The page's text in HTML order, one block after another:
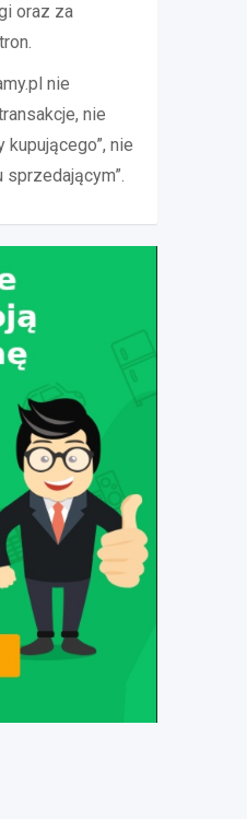
oraz za
nie
nie
kupującego”, nie
sprzedającym”.